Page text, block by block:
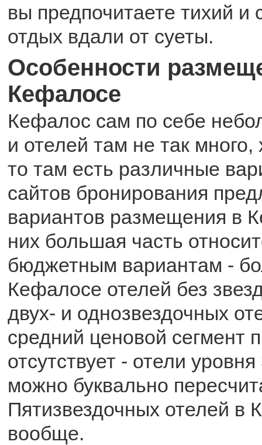
вы предпочитаете тихий и
отдых вдали от суеты.
Особенности
Кефалосе
Кефалос сам по себе
и отелей там не так
то там есть различные
сайтов бронирования
вариантов размещения в
них большая часть
бюджетным вариантам -
Кефалосе отелей без
двух- и однозвездочных
средний ценовой сегмент
отсутствует - отели
можно буквально
Пятизвездочных отелей в
вообще.